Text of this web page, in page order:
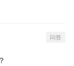
问答